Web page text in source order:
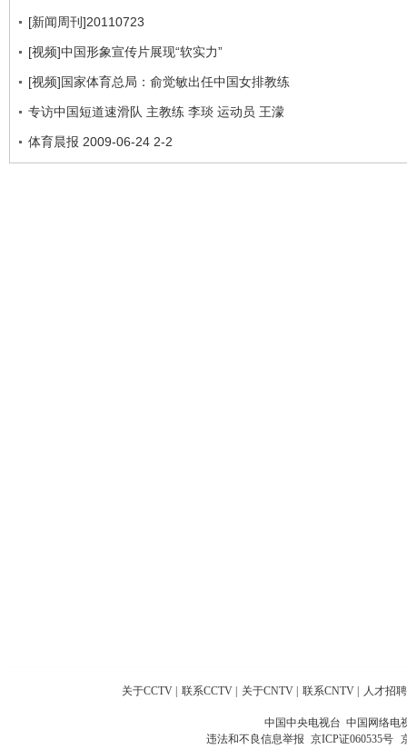
[新闻周刊]20110723
[视频]中国形象宣传片展现“软实力”
[视频]国家体育总局：俞觉敏出任中国女排教练
专访中国短道速滑队 主教练 李琰 运动员 王濛
体育晨报 2009-06-24 2-2
关于CCTV 联系CCTV 关于CNTV 联系CNTV 人才招聘
中国中央电视台 中国网络电
违法和不良信息举报 京ICP证060535号